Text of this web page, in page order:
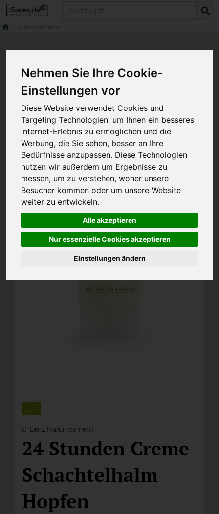
Nehmen Sie Ihre Cookie-
Einstellungen vor
Diese Website verwendet Cookies und
Targeting Technologien, um Ihnen ein besseres
Internet-Erlebnis zu ermöglichen und die
Werbung, die Sie sehen, besser an Ihre
Bedürfnisse anzupassen. Diese Technologien
nutzen wir außerdem um Ergebnisse zu
messen, um zu verstehen, woher unsere
Besucher kommen oder um unsere Website
weiter zu entwickeln.
Alle akzeptieren
Nur essenzielle Cookies akzeptieren
Einstellungen ändern
D, Lenz Naturkosmetik
24 Stunden Creme
Schachtelhalm
Hopfen